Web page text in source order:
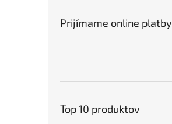
Prijímame online platby
Top 10 produktov